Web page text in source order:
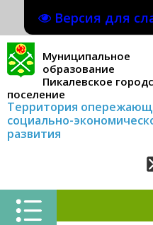
Версия для
Муниципальное
образование
Пикалевское
поселение
Территория
социально-
развития